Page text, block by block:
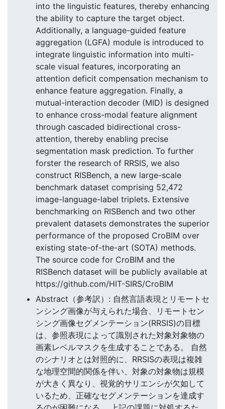
into the linguistic features, thereby enhancing
the ability to capture the target object.
Additionally, a language-guided feature
aggregation (LGFA) module is introduced to
integrate linguistic information into multi-
scale visual features, incorporating an
attention deficit compensation mechanism to
enhance feature aggregation. Finally, a
mutual-interaction decoder (MID) is designed
to enhance cross-modal feature alignment
through cascaded bidirectional cross-
attention, thereby enabling precise
segmentation mask prediction. To further
forster the research of RRSIS, we also
construct RISBench, a new large-scale
benchmark dataset comprising 52,472
image-language-label triplets. Extensive
benchmarking on RISBench and two other
prevalent datasets demonstrates the superior
performance of the proposed CroBIM over
existing state-of-the-art (SOTA) methods.
The source code for CroBIM and the
RISBench dataset will be publicly available at
https://github.com/HIT-SIRS/CroBIM
Abstract（参考訳）: 自然言語表現とリモートセ
ンシング画像が与えられた場合、リモートセン
シング画像セグメンテーション(RRSIS)の目標
は、参照表現によって識別された対象対象物の
画素レベルマスクを生成することである。 自然
のシナリオとは対照的に、RRSISの表現は複雑
な地理空間的関係を伴い、対象の対象物は規模
が大きく異なり、視覚的サリエンシが欠如して
いるため、正確なセグメンテーションを達成す